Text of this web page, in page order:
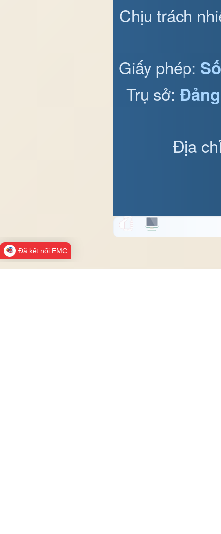
Chịu trách
Giấy phép:
Trụ sở:
Địa
Đã kết nối EMC